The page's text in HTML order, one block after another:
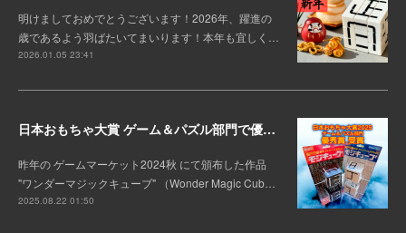
明けましておめでとうございます！2026年、躍進の
歳であるよう羽ばたいてまいります！本年も宜しく…
2026.01.05 23:41
日本おもちゃ大賞 ゲーム＆パズル部門で優秀賞を受賞！
昨年の ゲームマーケット2024秋 にて頒布した作品
"ワンダーマジックキューブ" （Wonder Magic Cub…
2025.08.22 01:50